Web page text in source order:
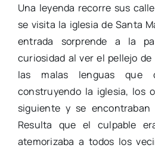
Una leyenda recorre sus
se visita la iglesia de Santa
entrada sorprende a la
curiosidad al ver el pellejo
las malas lenguas que
construyendo la iglesia, los
siguiente y se
Resulta que el culpable
atemorizaba a todos los